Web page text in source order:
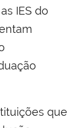
IES do
que